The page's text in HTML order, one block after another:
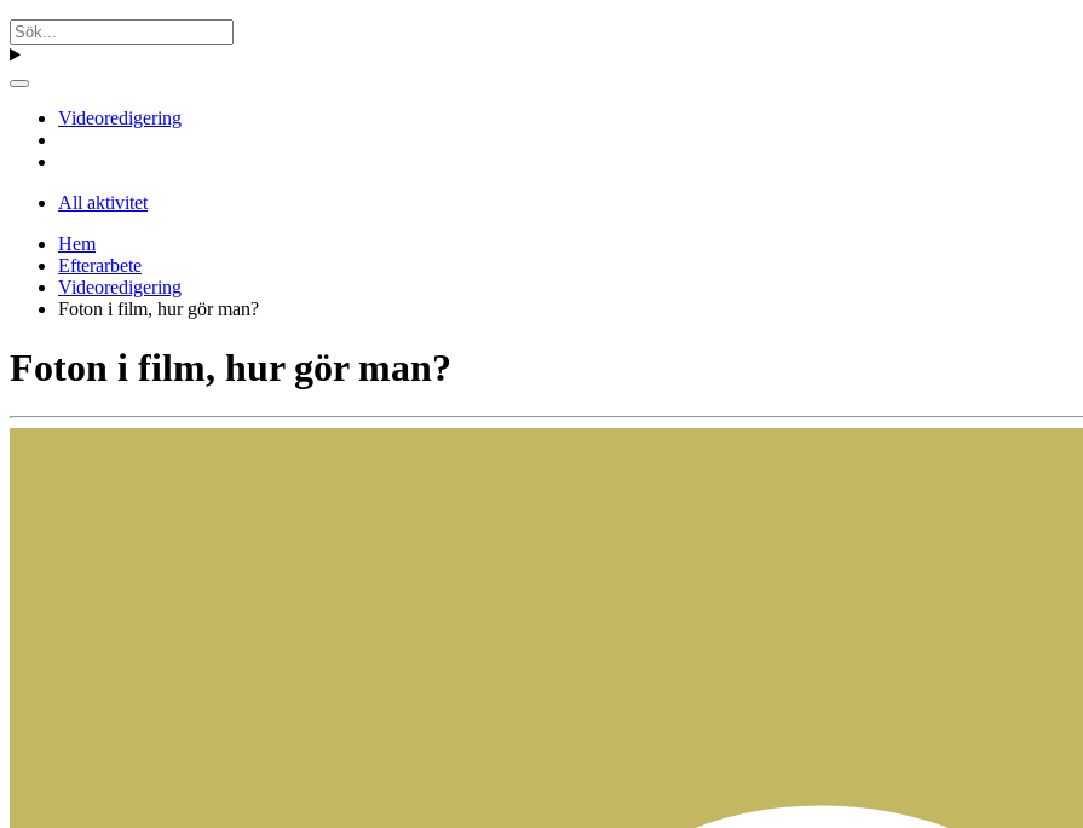
Videoredigering
All aktivitet
Hem
Efterarbete
Videoredigering
Foton i film, hur gör man?
Foton i film, hur gör man?